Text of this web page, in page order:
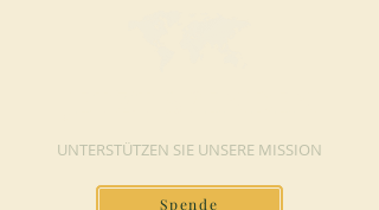
UNTERSTÜTZEN SIE UNSERE MISSION
Spende